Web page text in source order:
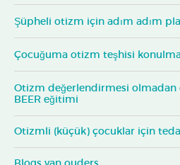
Şüpheli otizm için adım adım
Çocuğuma otizm teşhisi
Otizm değerlendirmesi olmadan
BEER eğitimi
Otizmli (küçük) çocuklar için